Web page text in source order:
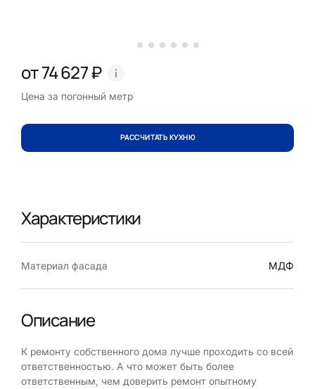
от 74 627 ₽
Цена за погонный метр
РАССЧИТАТЬ КУХНЮ
Характеристики
Материал фасада МДФ
Описание
К ремонту собственного дома лучше проходить со всей
ответственностью. А что может быть более
ответственным, чем доверить ремонт опытному